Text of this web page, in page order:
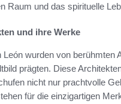
Raum und das spirituelle
und ihre Werke
wurden von berühmten
prägten. Diese
nicht nur prachtvolle
für die einzigartigen